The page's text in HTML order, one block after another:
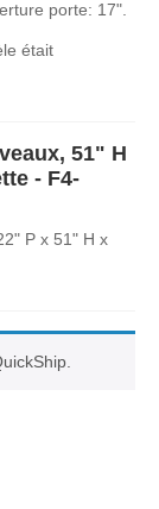
porte: 17".
était
51" H
- F4-
P x 51" H x